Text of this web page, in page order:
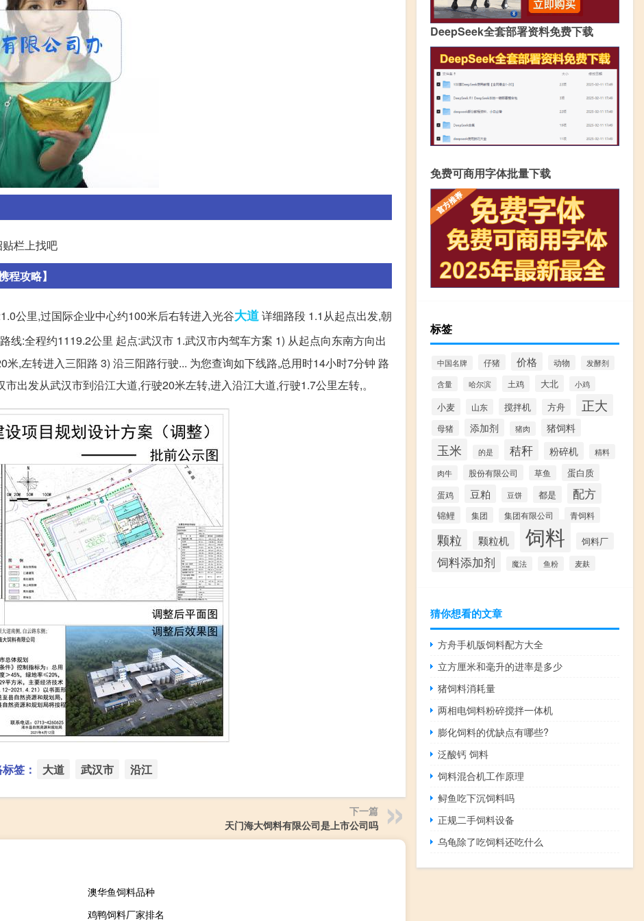
栏上找吧
程攻略】
公里,过国际企业中心约100米后右转进入光谷大道详细路段 1.1从起点出发,朝
线:全程约1119.2公里 起点:武汉市 1.武汉市内驾车方案 1) 从起点向东南方向出
,左转进入三阳路 3) 沿三阳路行驶... 为您查询如下线路,总用时14小时7分钟 路
出发从武汉市到沿江大道,行驶20米左转,进入沿江大道,行驶1.7公里左转,。
签： 大道 武汉市 沿江
下一篇
天门海大饲料有限公司是上市公司吗
澳华鱼饲料品种
鸡鸭饲料厂家排名
DeepSeek全套部署资料免费下载
免费可商用字体批量下载
标签
中国名牌 仔猪 价格 动物 发酵剂
含量 哈尔滨 土鸡 大北 小鸡
小麦 山东 搅拌机 方舟 正大
母猪 添加剂 猪肉 猪饲料
玉米 的是 秸秆 粉碎机
精料
肉牛
股份有限公司 草鱼 蛋白质
蛋鸡 豆粕 豆饼 都是 配方
锦鲤 集团 集团有限公司 青饲料
颗粒 颗粒机 饲料 饲料厂
饲料添加剂 魔法 鱼粉 麦麸
猜你想看的文章
方舟手机版饲料配方大全
立方厘米和毫升的进率是多少
猪饲料消耗量
两相电饲料粉碎搅拌一体机
膨化饲料的优缺点有哪些?
泛酸钙 饲料
饲料混合机工作原理
鲟鱼吃下沉饲料吗
正规二手饲料设备
乌龟除了吃饲料还吃什么